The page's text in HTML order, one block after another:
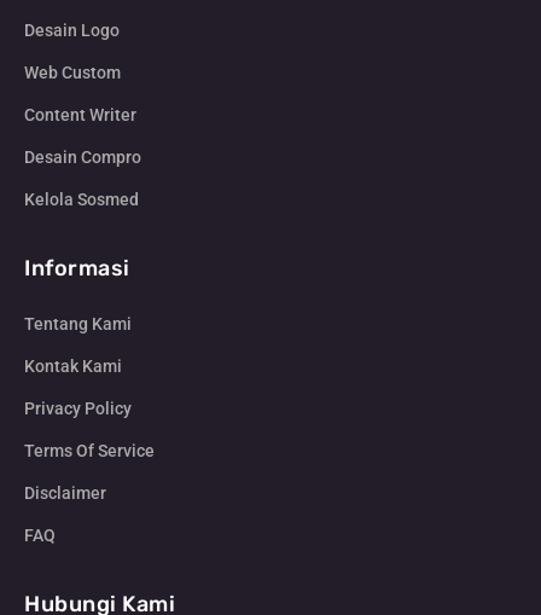
Desain Logo
Web Custom
Content Writer
Desain Compro
Kelola Sosmed
Informasi
Tentang Kami
Kontak Kami
Privacy Policy
Terms Of Service
Disclaimer
FAQ
Hubungi Kami